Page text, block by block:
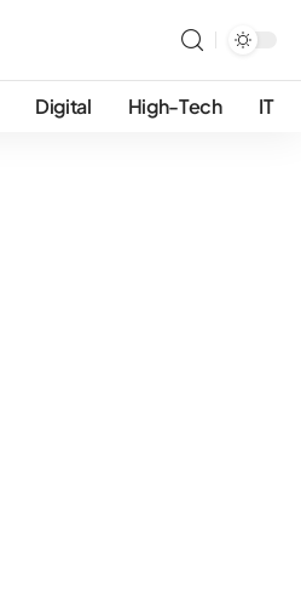
Digital High-Tech IT